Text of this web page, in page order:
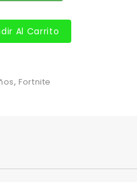
Al Carrito
, Fortnite